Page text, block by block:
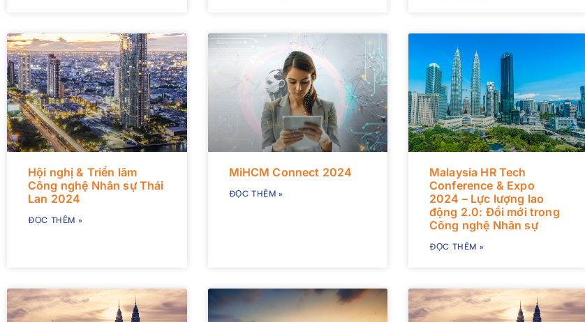
Hội nghị & Triển lãm
Công nghệ Nhân sự Thái
Lan 2024
ĐỌC THÊM »
MiHCM Connect 2024
ĐỌC THÊM »
Malaysia HR Tech
Conference & Expo
2024 – Lực lượng lao
động 2.0: Đổi mới trong
Công nghệ Nhân sự
ĐỌC THÊM »